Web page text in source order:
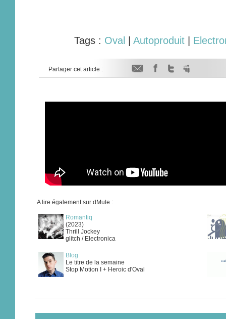
Tags : Oval Autoproduit
Partager cet article :
A lire également sur dMute :
Romantiq
(2023)
Thrill Jockey
glitch / Electronica
Blog
Le titre de la semaine
Stop Motion I + Heroic d'Oval